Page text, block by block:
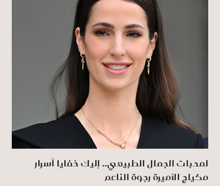
لمحبات الجمال الطبيعي.. إليك خفايا أسرار
مكياج الأميرة رجوة الناعم